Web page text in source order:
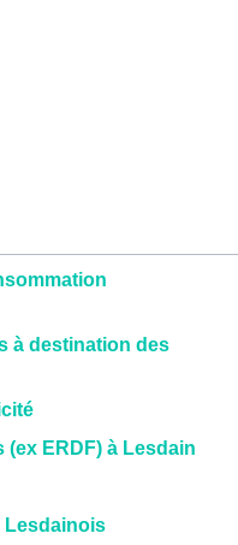
à destination des
(ex ERDF) à Lesdain
Lesdainois